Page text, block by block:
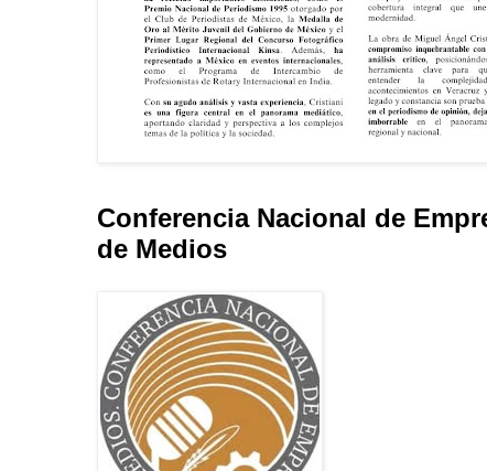
Conferencia Nacional de
de Medios